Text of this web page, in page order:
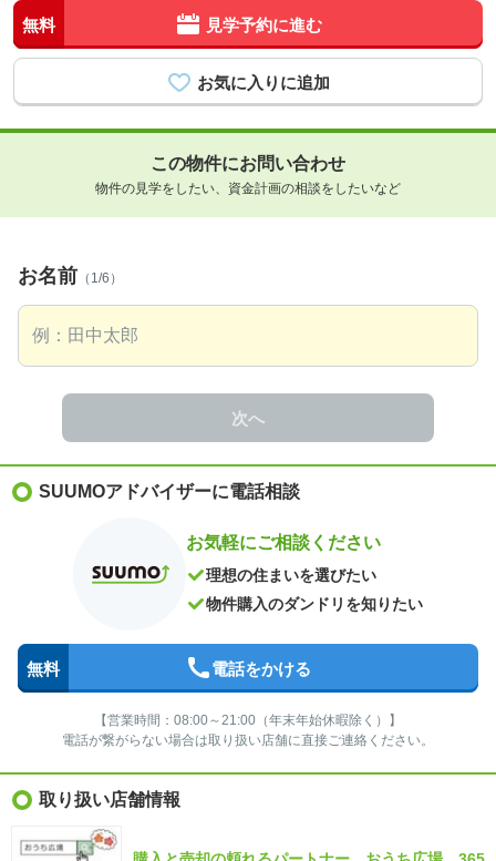
無料 見学予約に進む
この物件にお問い合わせ
物件の見学をしたい、資金計画の相談をしたいなど
お名前 （1/6）
次へ
SUUMOアドバイザーに電話相談
お気軽にご相談ください
理想の住まいを選びたい
物件購入のダンドリを知りたい
無料 電話をかける
【営業時間：08:00～21:00（年末年始休暇除く）】
電話が繋がらない場合は取り扱い店舗に直接ご連絡ください。
取り扱い店舗情報